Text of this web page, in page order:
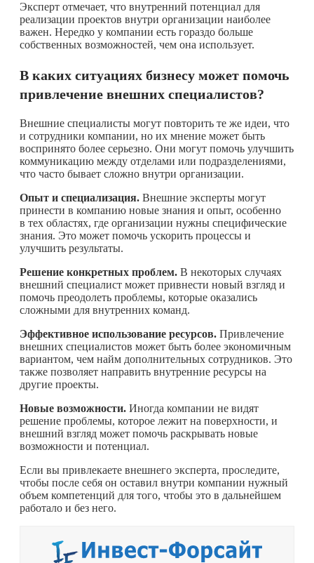
Эксперт отмечает, что внутренний потенциал для
реализации проектов внутри организации наиболее
важен. Нередко у компании есть гораздо больше
собственных возможностей, чем она использует.
В каких ситуациях бизнесу может помочь
привлечение внешних специалистов?
Внешние специалисты могут повторить те же идеи, что
и сотрудники компании, но их мнение может быть
воспринято более серьезно. Они могут помочь улучшить
коммуникацию между отделами или подразделениями,
что часто бывает сложно внутри организации.
Опыт и специализация. Внешние эксперты могут
принести в компанию новые знания и опыт, особенно
в тех областях, где организации нужны специфические
знания. Это может помочь ускорить процессы и
улучшить результаты.
Решение конкретных проблем. В некоторых случаях
внешний специалист может привнести новый взгляд и
помочь преодолеть проблемы, которые оказались
сложными для внутренних команд.
Эффективное использование ресурсов. Привлечение
внешних специалистов может быть более экономичным
вариантом, чем найм дополнительных сотрудников. Это
также позволяет направить внутренние ресурсы на
другие проекты.
Новые возможности. Иногда компании не видят
решение проблемы, которое лежит на поверхности, и
внешний взгляд может помочь раскрывать новые
возможности и потенциал.
Если вы привлекаете внешнего эксперта, проследите,
чтобы после себя он оставил внутри компании нужный
объем компетенций для того, чтобы это в дальнейшем
работало и без него.